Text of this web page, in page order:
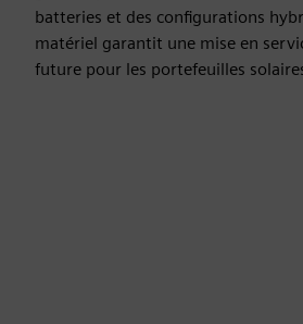
batteries et des configurations
matériel garantit une mise en
future pour les portefeuilles